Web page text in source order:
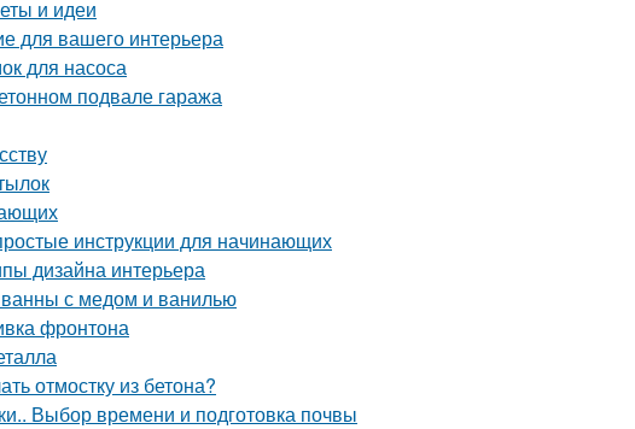
и идеи
для вашего интерьера
для насоса
подвале гаража
инструкции для начинающих
дизайна интерьера
с медом и ванилью
фронтона
отмостку из бетона?
Выбор времени и подготовка почвы